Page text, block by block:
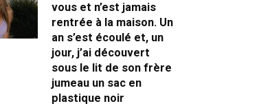
vous et n’est jamais
rentrée à la maison. Un
an s’est écoulé et, un
jour, j’ai découvert
sous le lit de son frère
jumeau un sac en
plastique noir